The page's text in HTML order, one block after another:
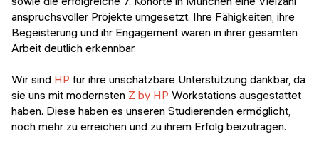
Web-Entwicklung Einführungskurs
Python & Ops Einführungskurs
anspruchsvoller Projekte umgesetzt. Ihre Fähigkeiten, ihre
Begeisterung und ihr Engagement waren in ihrer gesamten
Arbeit deutlich erkennbar.
Wir sind HP für ihre unschätzbare Unterstützung dankbar, da
sie uns mit modernsten Z by HP Workstations ausgestattet
haben. Diese haben es unseren Studierenden ermöglicht,
noch mehr zu erreichen und zu ihrem Erfolg beizutragen.